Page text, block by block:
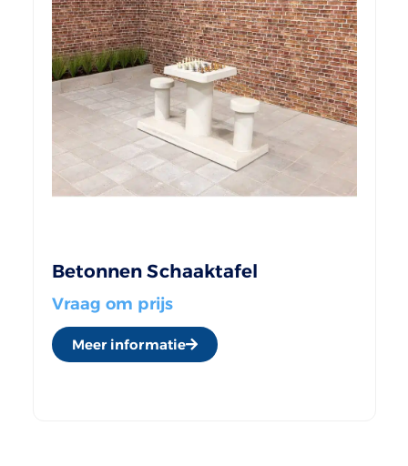
Betonnen Schaaktafel
Vraag om prijs
Meer informatie